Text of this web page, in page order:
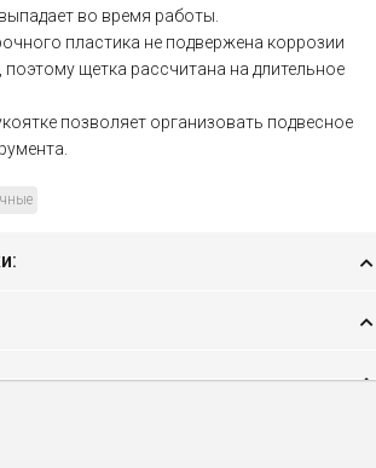
во время работы.
пластика не подвержена коррозии
щетка рассчитана на длительное
позволяет организовать подвесное